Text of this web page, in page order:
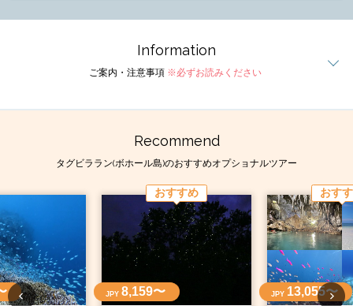
Information
ご案内・注意事項 ※必ずお読みください
Recommend
タグビララン(ボホール島)のおすすめオプショナルツアー
おすすめ
JPY 8,159〜
おす
JPY 13,055〜